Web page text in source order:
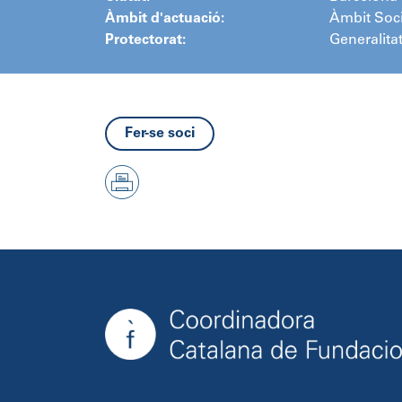
Àmbit d'actuació:
Àmbit
Protectorat:
Fer-se soci